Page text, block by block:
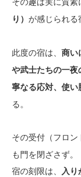
その趣は実に質素
り） が感じられる
此度の宿は、 商い
や武士たちの一夜
寧なる応対、使い
る。
その受付（フロン
も門を閉ざさず。
宿の刻限は、 入り